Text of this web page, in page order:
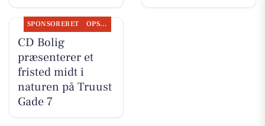
SPONSORERET OPSLAGSTAVLEN
CD Bolig
præsenterer et
fristed midt i
naturen på Truust
Gade 7